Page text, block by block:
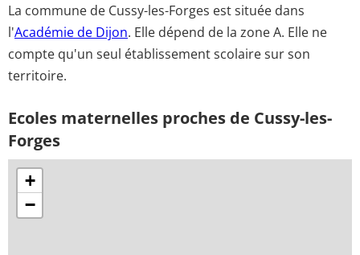
La commune de Cussy-les-Forges est située dans
l'Académie de Dijon. Elle dépend de la zone A. Elle ne
compte qu'un seul établissement scolaire sur son
territoire.
Ecoles maternelles proches de Cussy-les-
Forges
+
−